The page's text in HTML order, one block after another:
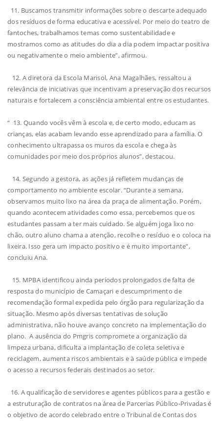
11. Buscamos transmitir informações sobre o descarte adequado
dos resíduos de forma educativa e acessível. Por meio do teatro de
fantoches, trabalhamos temas como sustentabilidade e
mostramos como as atitudes do dia a dia podem impactar positiva
ou negativamente o meio ambiente”, afirmou.
12. A diretora da Escola Marisol, Ana Magalhães, ressaltou a
relevância de iniciativas que incentivam a preservação dos recursos
naturais e fortalecem a consciência ambiental entre os estudantes.
“ 13. Quando vocês vêm à escola e, de certo modo, educam as
crianças, elas acabam levando esse aprendizado para a família. O
conhecimento ultrapassa os muros da escola e chega às
comunidades por meio dos próprios alunos”, destacou.
14. Segundo a gestora, as ações já refletem mudanças de
comportamento no ambiente escolar. “Durante a semana,
observamos muito lixo na área da praça de alimentação. Porém,
quando acontecem atividades como essa, percebemos que os
estudantes passam a ter mais cuidado. Se alguém joga lixo no
chão, outro aluno chama a atenção, recolhe o resíduo e o coloca na
lixeira. Isso gera um impacto positivo e é muito importante”,
concluiu Ana.
15. MPBA identificou ainda períodos prolongados de falta de
resposta do município de Camaçari e descumprimento de
recomendação formal expedida pelo órgão para regularização da
situação. Mesmo após diversas tentativas de solução
administrativa, não houve avanço concreto na implementação do
plano. A ausência do Pmgris compromete a organização da
limpeza urbana, dificulta a implantação de coleta seletiva e
reciclagem, aumenta riscos ambientais e à saúde pública e impede
o acesso a recursos federais destinados ao setor.
16. A qualificação de servidores e agentes públicos para a gestão e
a estruturação de contratos na área de Parcerias Público-Privadas é
o objetivo de acordo celebrado entre o Tribunal de Contas dos